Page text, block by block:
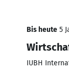
Bis heute 5
IUBH